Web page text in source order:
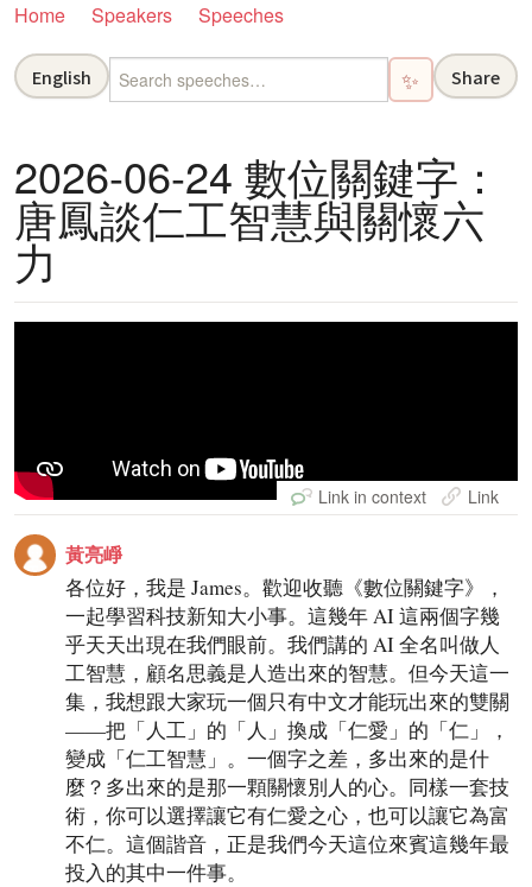
Home Speakers Speeches
English ✨ Share
2026-06-24 數位關鍵字：
唐鳳談仁工智慧與關懷六
力
Link in context Link
黃亮崢
各位好，我是 James。歡迎收聽《數位關鍵字》，
一起學習科技新知大小事。這幾年 AI 這兩個字幾
乎天天出現在我們眼前。我們講的 AI 全名叫做人
工智慧，顧名思義是人造出來的智慧。但今天這一
集，我想跟大家玩一個只有中文才能玩出來的雙關
——把「人工」的「人」換成「仁愛」的「仁」，
變成「仁工智慧」。一個字之差，多出來的是什
麼？多出來的是那一顆關懷別人的心。同樣一套技
術，你可以選擇讓它有仁愛之心，也可以讓它為富
不仁。這個諧音，正是我們今天這位來賓這幾年最
投入的其中一件事。